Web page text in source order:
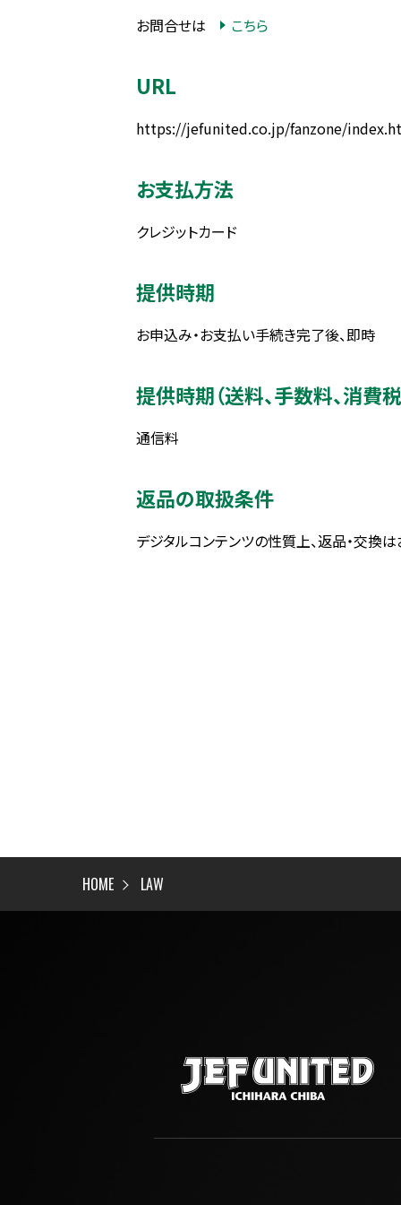
お問合せは こちら
URL
https://jefunited.co.jp/fanzone/
お支払方法
クレジットカード
提供時期
お申込み・お支払い手続き完了後、即時
提供時期（送料、手数料、消費税
通信料
返品の取扱条件
デジタルコンテンツの性質上、返品・交換は
HOME LAW